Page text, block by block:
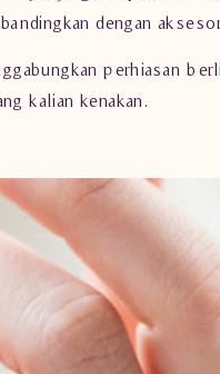
dengan
perhiasan
kalian kenakan.